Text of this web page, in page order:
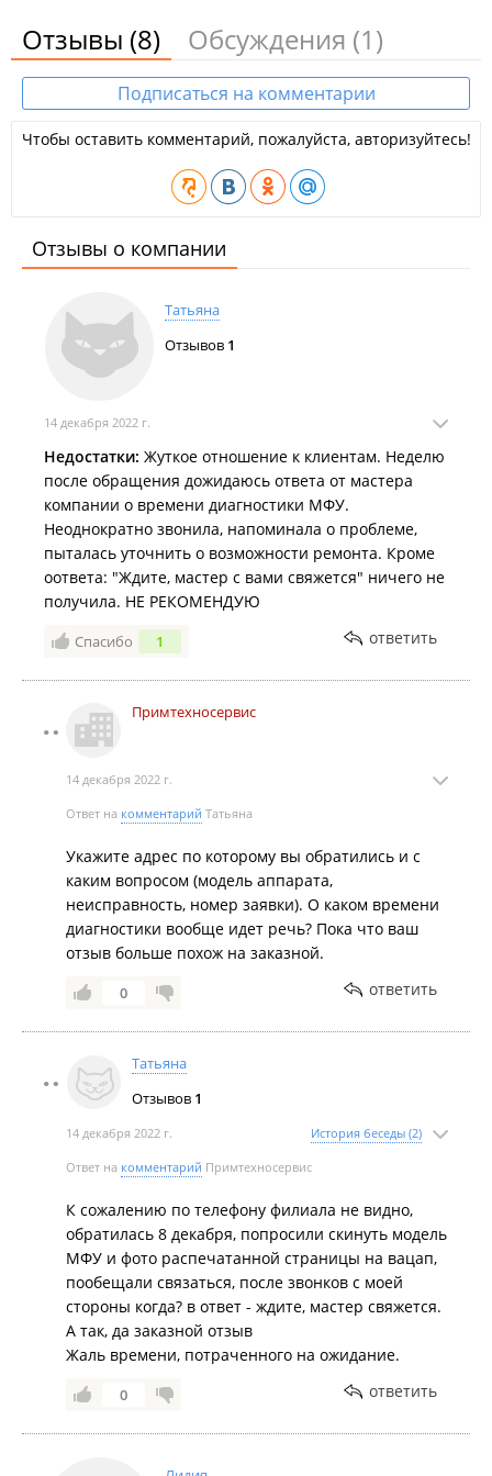
Сервисный центр производит ремонт и обслуживание
оргтехники, заправку и ремонт картриджей любых
производителей.
ООО "Примтехносервис".
Отзывы (8) Обсуждения (1)
Подписаться на комментарии
Чтобы оставить комментарий, пожалуйста, авторизуйтесь!
Отзывы о компании
Татьяна
Отзывов 1
14 декабря 2022 г.
Недостатки: Жуткое отношение к клиентам. Неделю
после обращения дожидаюсь ответа от мастера
компании о времени диагностики МФУ.
Неоднократно звонила, напоминала о проблеме,
пыталась уточнить о возможности ремонта. Кроме
оответа: "Ждите, мастер с вами свяжется" ничего не
получила. НЕ РЕКОМЕНДУЮ
Спасибо 1 ответить
Примтехносервис
14 декабря 2022 г.
Ответ на комментарий Татьяна
Укажите адрес по которому вы обратились и с
каким вопросом (модель аппарата,
неисправность, номер заявки). О каком времени
диагностики вообще идет речь? Пока что ваш
отзыв больше похож на заказной.
0 ответить
Татьяна
Отзывов 1
14 декабря 2022 г. История беседы (2)
Ответ на комментарий Примтехносервис
К сожалению по телефону филиала не видно,
обратилась 8 декабря, попросили скинуть модель
МФУ и фото распечатанной страницы на вацап,
пообещали связаться, после звонков с моей
стороны когда? в ответ - ждите, мастер свяжется.
А так, да заказной отзыв
Жаль времени, потраченного на ожидание.
0 ответить